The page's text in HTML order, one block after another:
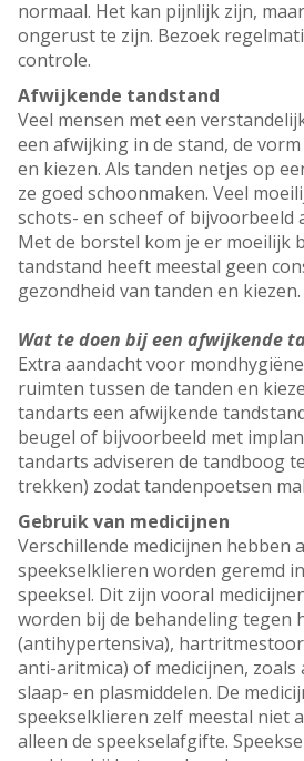
normaal. Het kan pijnlijk zijn,
ongerust te zijn. Bezoek
controle.
Afwijkende tandstand
Veel mensen met een
een afwijking in de stand, de
en kiezen. Als tanden netjes op
ze goed schoonmaken. Veel
schots- en scheef of bijvoorbeeld
Met de borstel kom je er moeilijk
tandstand heeft meestal geen
gezondheid van tanden en kiezen.
Wat te doen bij een afwijkende
Extra aandacht voor
ruimten tussen de tanden en
tandarts een afwijkende
beugel of bijvoorbeeld met
tandarts adviseren de tandboog
trekken) zodat tandenpoetsen
Gebruik van medicijnen
Verschillende medicijnen hebben
speekselklieren worden geremd
speeksel. Dit zijn vooral
worden bij de behandeling tegen
(antihypertensiva),
anti-aritmica) of medicijnen, zoals
slaap- en plasmiddelen. De
speekselklieren zelf meestal niet
alleen de speekselafgifte.